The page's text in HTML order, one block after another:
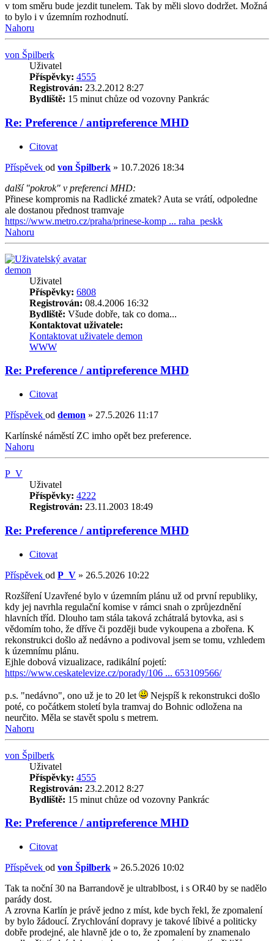
v tom směru bude jezdit tunelem. Tak by měli slovo dodržet. Možná
to bylo i v územním rozhodnutí.
Nahoru
von Špilberk
Uživatel
Příspěvky: 4555
Registrován: 23.2.2012 8:27
Bydliště: 15 minut chůze od vozovny Pankrác
Re: Preference / antipreference MHD
Citovat
Příspěvek od von Špilberk » 10.7.2026 18:34
další "pokrok" v preferenci MHD:
Přinese kompromis na Radlické zmatek? Auta se vrátí, odpoledne
ale dostanou přednost tramvaje
https://www.metro.cz/praha/prinese-komp ... raha_peskk
Nahoru
demon
Uživatel
Příspěvky: 6808
Registrován: 08.4.2006 16:32
Bydliště: Všude dobře, tak co doma...
Kontaktovat uživatele:
Kontaktovat uživatele demon
WWW
Re: Preference / antipreference MHD
Citovat
Příspěvek od demon » 27.5.2026 11:17
Karlínské náměstí ZC imho opět bez preference.
Nahoru
P_V
Uživatel
Příspěvky: 4222
Registrován: 23.11.2003 18:49
Re: Preference / antipreference MHD
Citovat
Příspěvek od P_V » 26.5.2026 10:22
Rozšíření Uzavřené bylo v územním plánu už od první republiky,
kdy jej navrhla regulační komise v rámci snah o zprůjezdnění
hlavních tříd. Dlouho tam stála taková zchátralá bytovka, asi s
vědomím toho, že dříve či později bude vykoupena a zbořena. K
rekonstrukci došlo až nedávno a podivoval jsem se tomu, vzhledem
k územnímu plánu.
Ejhle dobová vizualizace, radikální pojetí:
https://www.ceskatelevize.cz/porady/106 ... 653109566/
p.s. "nedávno", ono už je to 20 let
Nejspíš k rekonstrukci došlo
poté, co počátkem století byla tramvaj do Bohnic odložena na
neurčito. Měla se stavět spolu s metrem.
Nahoru
von Špilberk
Uživatel
Příspěvky: 4555
Registrován: 23.2.2012 8:27
Bydliště: 15 minut chůze od vozovny Pankrác
Re: Preference / antipreference MHD
Citovat
Příspěvek od von Špilberk » 26.5.2026 10:02
Tak ta noční 30 na Barrandově je ultrablbost, i s OR40 by se nadělo
parády dost.
A zrovna Karlín je právě jedno z míst, kde bych řekl, že zpomalení
by bylo žádoucí. Zrychlování dopravy je takové líbivé a politicky
dobře prodejné, ale hlavně jde o to, že zpomalení by znamenalo